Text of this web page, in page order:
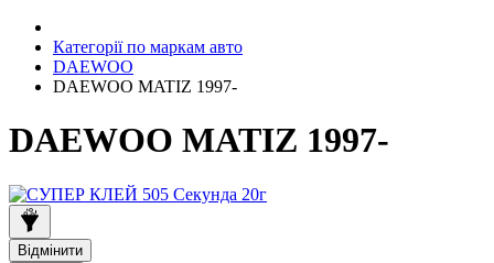
Категорії по маркам авто
DAEWOO
DAEWOO MATIZ 1997-
DAEWOO MATIZ 1997-
Відмінити